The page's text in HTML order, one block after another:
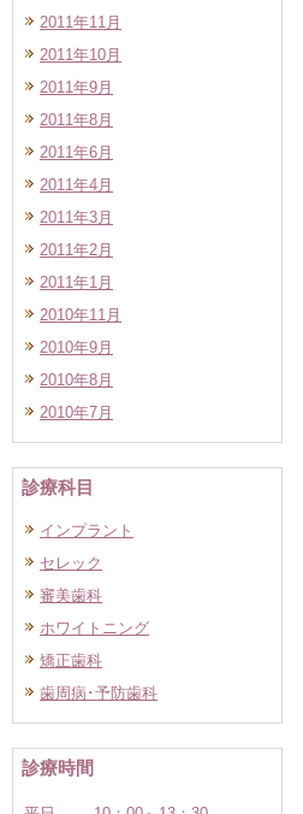
2011年11月
2011年10月
2011年9月
2011年8月
2011年6月
2011年4月
2011年3月
2011年2月
2011年1月
2010年11月
2010年9月
2010年8月
2010年7月
診療科目
インプラント
セレック
審美歯科
ホワイトニング
矯正歯科
歯周病･予防歯科
診療時間